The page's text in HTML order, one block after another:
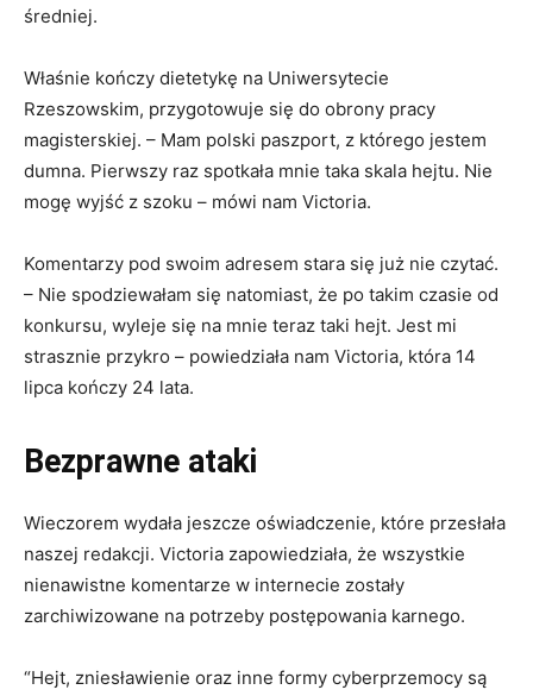
średniej.
Właśnie kończy dietetykę na Uniwersytecie
Rzeszowskim, przygotowuje się do obrony pracy
magisterskiej. – Mam polski paszport, z którego jestem
dumna. Pierwszy raz spotkała mnie taka skala hejtu. Nie
mogę wyjść z szoku – mówi nam Victoria.
Komentarzy pod swoim adresem stara się już nie czytać.
– Nie spodziewałam się natomiast, że po takim czasie od
konkursu, wyleje się na mnie teraz taki hejt. Jest mi
strasznie przykro – powiedziała nam Victoria, która 14
lipca kończy 24 lata.
Bezprawne ataki
Wieczorem wydała jeszcze oświadczenie, które przesłała
naszej redakcji. Victoria zapowiedziała, że wszystkie
nienawistne komentarze w internecie zostały
zarchiwizowane na potrzeby postępowania karnego.
“Hejt, zniesławienie oraz inne formy cyberprzemocy są